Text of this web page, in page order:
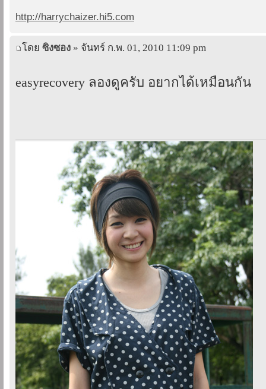
http://harrychaizer.hi5.com
โดย ซิงซอง » จันทร์ ก.พ. 01, 2010 11:09 pm
easyrecovery ลองดูครับ อยากได้เหมือนกัน